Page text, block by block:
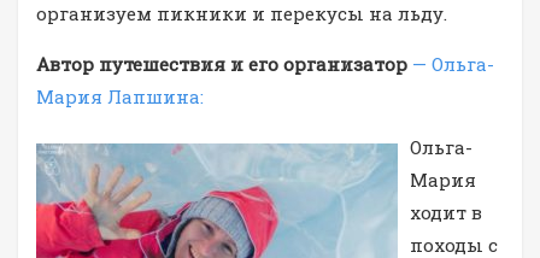
организуем пикники и перекусы на льду.
Автор путешествия и его организатор — Ольга-
Мария Лапшина:
Ольга-
Мария
ходит в
походы с